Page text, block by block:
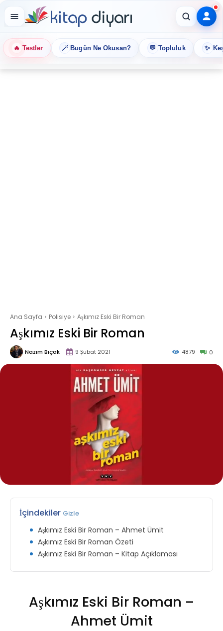
🔥 Testler 🪄 Bugün Ne Okusan? 💬 Topluluk ✨
Ana Sayfa Polisiye Aşkımız Eski Bir Roman
Aşkımız Eski Bir Roman
Nazım Bıçak 9 Şubat 2021 0
4879
İçindekiler Gizle
Aşkımız Eski Bir Roman – Ahmet Ümit
Aşkımız Eski Bir Roman Özeti
Aşkımız Eski Bir Roman – Kitap Açıklaması
Aşkımız Eski Bir Roman –
Ahmet Ümit